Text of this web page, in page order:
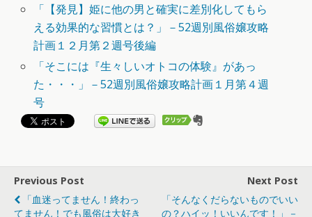
「【発見】姫に他の男と確実に差別化してもら
える効果的な習慣とは？」－52週別風俗嬢攻略
計画１２月第２週号後編
「そこには『生々しいオトコの体験』があっ
た・・・」－52週別風俗嬢攻略計画１月第４週
号
Previous Post
「血迷ってません！終わっ
てません！でも風俗は大好き
Next Post
「そんなくだらないものでいい
の？ハイッ！いいんです！」－